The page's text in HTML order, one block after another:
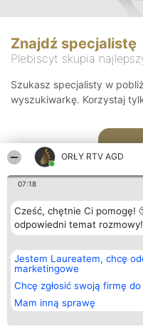
ORŁY RTV AGD
07:18
Cześć, chętnie Ci pomogę!
odpowiedni temat
Jestem Laureatem, chcę
marketingowe
Chcę zgłosić swoją firmę do
Mam inną sprawę
Znajdź specjalistę
Plebiscyt skupia
Szukasz specjalisty w
wyszukiwarkę. Korzystaj
Organizator plebiscytu
Bright Side Solutions sp. z o.
o. sp. k.
ul. Ruska 22
Wrocław 50-079
KRS 0000749100 | Regon
381313360 | NIP 8943132676